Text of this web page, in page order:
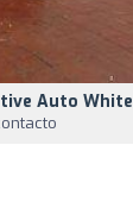
Auto White